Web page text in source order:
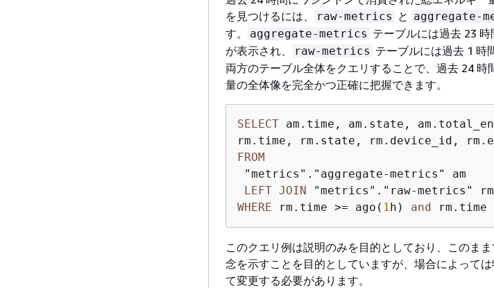
を見つけるには、
raw-metrics と aggregate-
す。
aggregate-metrics テーブルには過去 23
が表示され、
raw-metrics テーブルには過去 1 時
両方のテーブル全体をクエリすることで、過去 24
量の全体像を完全かつ正確に把握できます。
SELECT am.time, am.state,
FROM
"metrics"."aggregate-metrics" am
LEFT JOIN "metrics"."raw-metrics" rm
WHERE rm.time >= ago( 1 h) and rm.time
このクエリ例は説明のみを目的としており、このま
念を示すことを目的としていますが、場合によって
て変更する必要があります。